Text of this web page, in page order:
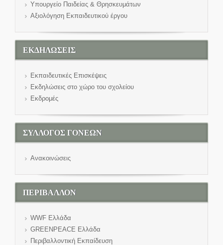
Υπουργείο Παιδείας & Θρησκευμάτων
Αξιολόγηση Εκπαιδευτικού έργου
ΕΚΔΗΛΩΣΕΙΣ
Εκπαιδευτικές Επισκέψεις
Εκδηλώσεις στο χώρο του σχολείου
Εκδρομές
ΣΥΛΛΟΓΟΣ ΓΟΝΕΩΝ
Ανακοινώσεις
ΠΕΡΙΒΑΛΛΟΝ
WWF Eλλάδα
GREENPEACE Ελλάδα
Περιβαλλοντική Εκπαίδευση